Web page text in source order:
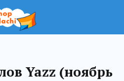
Yazz (ноябрь